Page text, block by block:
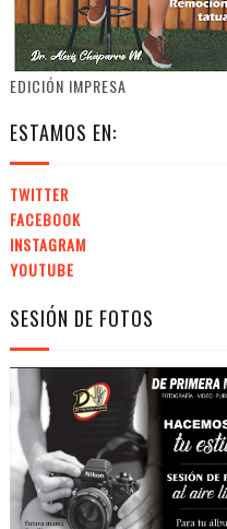
EDICIÓN IMPRESA
ESTAMOS EN:
TWITTER
FACEBOOK
INSTAGRAM
YOUTUBE
SESIÓN DE FOTOS